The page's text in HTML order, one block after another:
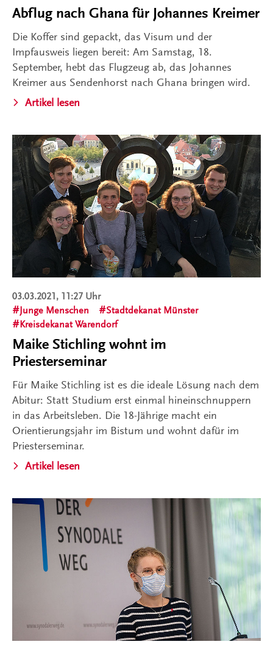
Abflug nach Ghana für Johannes Kreimer
Die Koffer sind gepackt, das Visum und der
Impfausweis liegen bereit: Am Samstag, 18.
September, hebt das Flugzeug ab, das Johannes
Kreimer aus Sendenhorst nach Ghana bringen wird.
Artikel lesen
03.03.2021, 11:27 Uhr
Junge Menschen
Stadtdekanat Münster
Kreisdekanat Warendorf
Maike Stichling wohnt im
Priesterseminar
Für Maike Stichling ist es die ideale Lösung nach dem
Abitur: Statt Studium erst einmal hineinschnuppern
in das Arbeitsleben. Die 18-Jährige macht ein
Orientierungsjahr im Bistum und wohnt dafür im
Priesterseminar.
Artikel lesen